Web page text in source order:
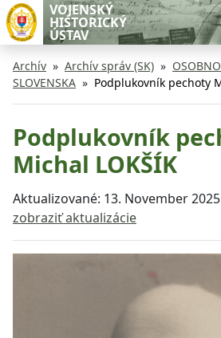
Preskočiť na hlavný obsah
Preskočiť na bočnú lištu
VOJENSKÝ
HISTORICKÝ
ÚSTAV
Archív Archív správ (SK)
SLOVENSKA
Podplukovník pechoty
Podplukovník
Michal LOKŠÍK
Aktualizované: 13. November 2025
zobraziť aktualizácie